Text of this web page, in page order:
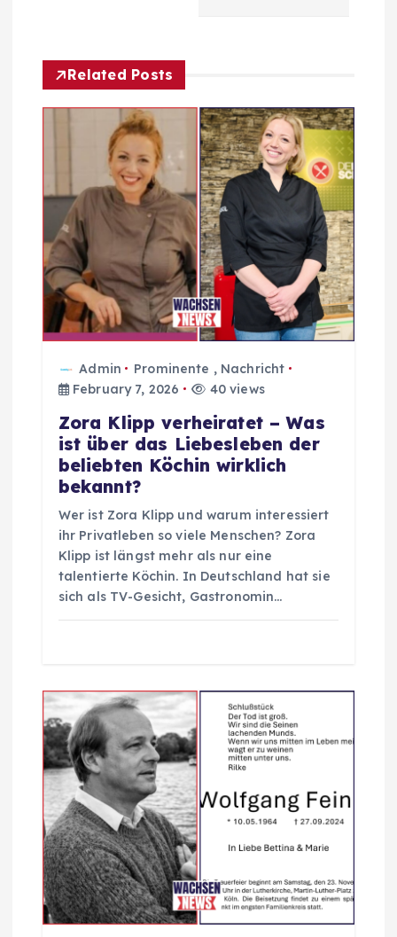
g
t
o
n
Related Posts
Admin Prominente , Nachricht
February 7, 2026
40 views
Zora Klipp verheiratet – Was
ist über das Liebesleben der
beliebten Köchin wirklich
bekannt?
Wer ist Zora Klipp und warum interessiert
ihr Privatleben so viele Menschen? Zora
Klipp ist längst mehr als nur eine
talentierte Köchin. In Deutschland hat sie
sich als TV-Gesicht, Gastronomin…